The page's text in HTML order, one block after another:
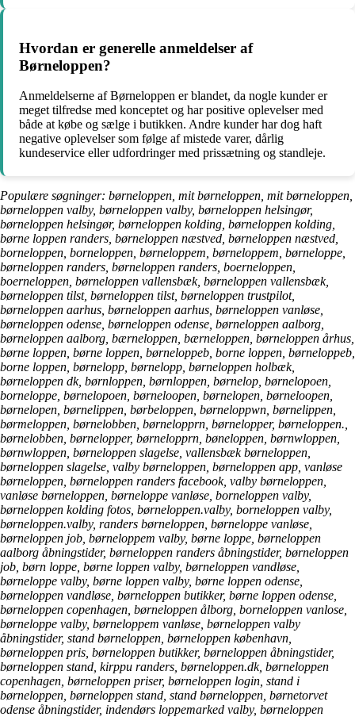
Hvordan er generelle anmeldelser af
Børneloppen?
Anmeldelserne af Børneloppen er blandet, da nogle kunder er
meget tilfredse med konceptet og har positive oplevelser med
både at købe og sælge i butikken. Andre kunder har dog haft
negative oplevelser som følge af mistede varer, dårlig
kundeservice eller udfordringer med prissætning og standleje.
Populære søgninger: børneloppen, mit børneloppen, mit børneloppen,
børneloppen valby, børneloppen valby, børneloppen helsingør,
børneloppen helsingør, børneloppen kolding, børneloppen kolding,
børne loppen randers, børneloppen næstved, børneloppen næstved,
borneloppen, borneloppen, børneloppem, børneloppem, børneloppe,
børneloppen randers, børneloppen randers, boerneloppen,
boerneloppen, børneloppen vallensbæk, børneloppen vallensbæk,
børneloppen tilst, børneloppen tilst, børneloppen trustpilot,
børneloppen aarhus, børneloppen aarhus, børneloppen vanløse,
børneloppen odense, børneloppen odense, børneloppen aalborg,
børneloppen aalborg, bærneloppen, bærneloppen, børneloppen århus,
børne loppen, børne loppen, børneloppeb, borne loppen, børneloppeb,
borne loppen, børnelopp, børnelopp, børneloppen holbæk,
børneloppen dk, børnloppen, børnloppen, børnelop, børnelopoen,
borneloppe, børnelopoen, børneloopen, børnelopen, børneloopen,
børnelopen, børnelippen, børbeloppen, børneloppwn, børnelippen,
børmeloppen, børnelobben, børnelopprn, børnelopper, børneloppen.,
børnelobben, børnelopper, børnelopprn, bøneloppen, børnwloppen,
børnwloppen, børneloppen slagelse, vallensbæk børneloppen,
børneloppen slagelse, valby børneloppen, børneloppen app, vanløse
børneloppen, børneloppen randers facebook, valby børneloppen,
vanløse børneloppen, børneloppe vanløse, borneloppen valby,
børneloppen kolding fotos, børneloppen.valby, borneloppen valby,
børneloppen.valby, randers børneloppen, børneloppe vanløse,
børneloppen job, børneloppem valby, børne loppe, børneloppen
aalborg åbningstider, børneloppen randers åbningstider, børneloppen
job, børn loppe, børne loppen valby, børneloppen vandløse,
børneloppe valby, børne loppen valby, børne loppen odense,
børneloppen vandløse, børneloppen butikker, børne loppen odense,
børneloppen copenhagen, børneloppen ålborg, borneloppen vanlose,
børneloppe valby, børneloppem vanløse, børneloppen valby
åbningstider, stand børneloppen, børneloppen københavn,
børneloppen pris, børneloppen butikker, børneloppen åbningstider,
børneloppen stand, kirppu randers, børneloppen.dk, børneloppen
copenhagen, børneloppen priser, børneloppen login, stand i
børneloppen, børneloppen stand, stand børneloppen, børnetorvet
odense åbningstider, indendørs loppemarked valby, børneloppen